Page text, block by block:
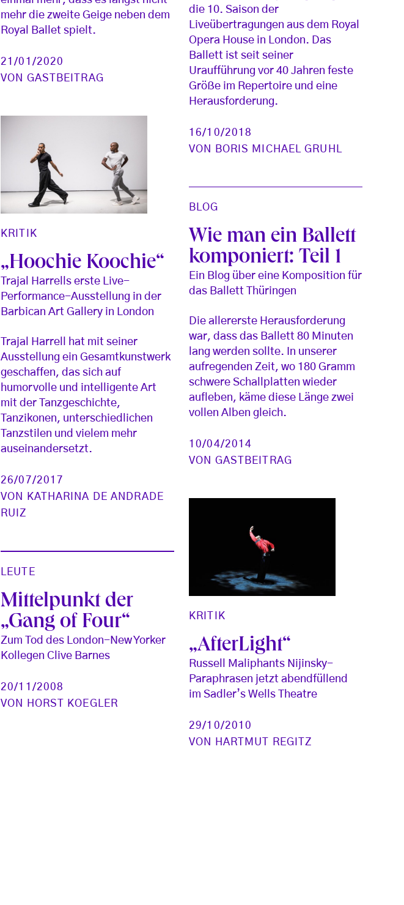
mehr die zweite Geige neben dem
Royal Ballet spielt.
21/01/2020
VON GASTBEITRAG
die 10. Saison der
Liveübertragungen aus dem Royal
Opera House in London. Das
Ballett ist seit seiner
Uraufführung vor 40 Jahren feste
Größe im Repertoire und eine
Herausforderung.
16/10/2018
VON
BORIS MICHAEL GRUHL
KRITIK
„Hoochie Koochie“
Trajal Harrells erste Live-
Performance-Ausstellung in der
Barbican Art Gallery in London
Trajal Harrell hat mit seiner
Ausstellung ein Gesamtkunstwerk
geschaffen, das sich auf
humorvolle und intelligente Art
mit der Tanzgeschichte,
Tanzikonen, unterschiedlichen
Tanzstilen und vielem mehr
auseinandersetzt.
26/07/2017
VON
KATHARINA DE ANDRADE
RUIZ
BLOG
Wie man ein Ballett
komponiert: Teil 1
Ein Blog über eine Komposition für
das Ballett Thüringen
Die allererste Herausforderung
war, dass das Ballett 80 Minuten
lang werden sollte. In unserer
aufregenden Zeit, wo 180 Gramm
schwere Schallplatten wieder
aufleben, käme diese Länge zwei
vollen Alben gleich.
10/04/2014
VON GASTBEITRAG
KRITIK
„AfterLight“
Russell Maliphants Nijinsky-
Paraphrasen jetzt abendfüllend
im Sadler’s Wells Theatre
29/10/2010
VON
HARTMUT REGITZ
LEUTE
Mittelpunkt der
„Gang of Four“
Zum Tod des London-New Yorker
Kollegen Clive Barnes
20/11/2008
VON
HORST KOEGLER